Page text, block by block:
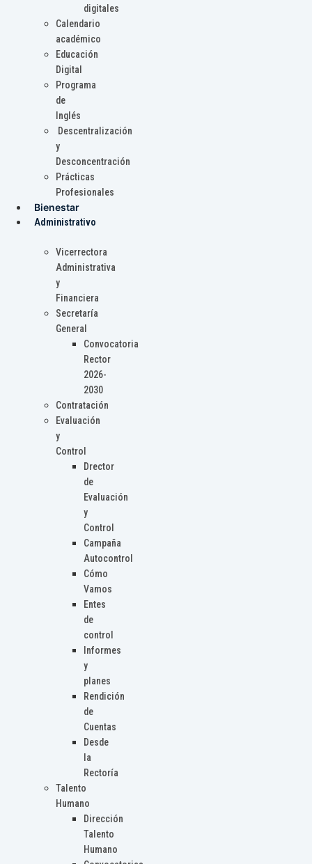
digitales
Calendario
académico
Educación
Digital
Programa
de
Inglés
Descentralización
y
Desconcentración
Prácticas
Profesionales
Bienestar
Administrativo
Vicerrectora
Administrativa
y
Financiera
Secretaría
General
Convocatoria
Rector
2026-
2030
Contratación
Evaluación
y
Control
Drector
de
Evaluación
y
Control
Campaña
Autocontrol
Cómo
Vamos
Entes
de
control
Informes
y
planes
Rendición
de
Cuentas
Desde
la
Rectoría
Talento
Humano
Dirección
Talento
Humano